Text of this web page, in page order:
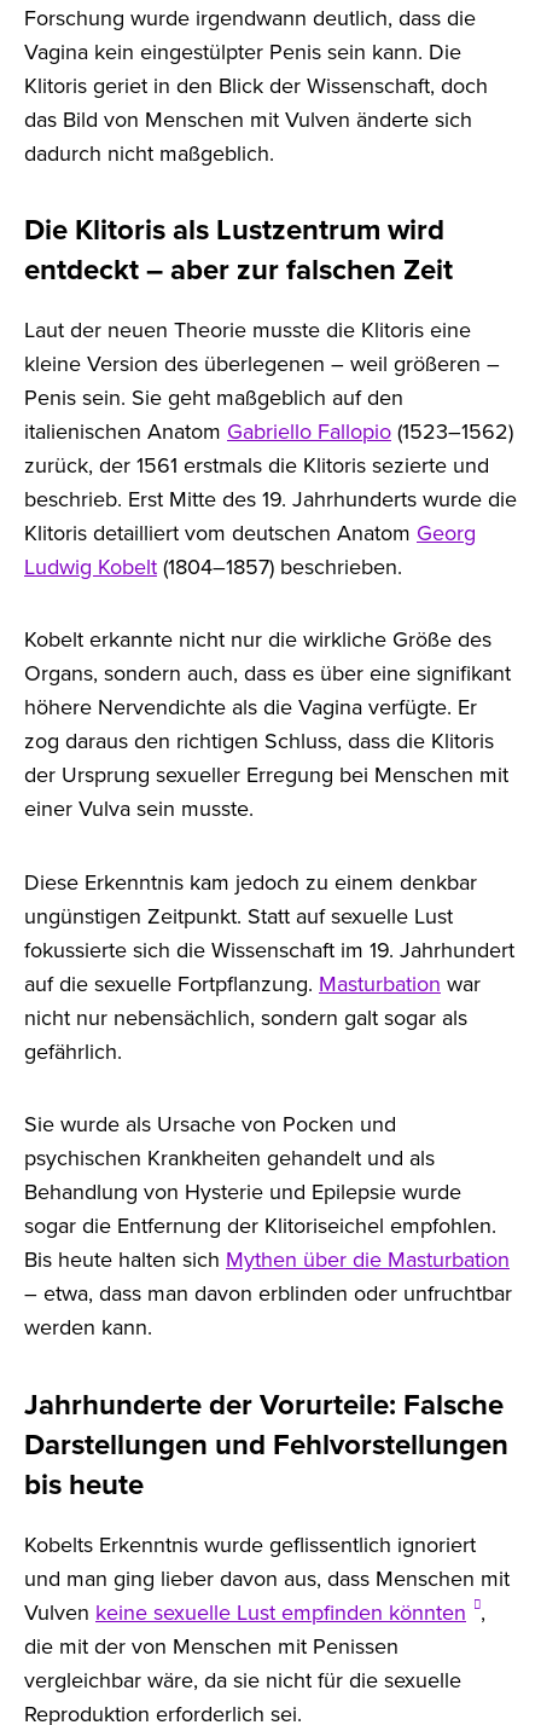
Forschung wurde irgendwann deutlich, dass die
Vagina kein eingestülpter Penis sein kann. Die
Klitoris geriet in den Blick der Wissenschaft, doch
das Bild von Menschen mit Vulven änderte sich
dadurch nicht maßgeblich.
Die Klitoris als Lustzentrum wird
entdeckt – aber zur falschen Zeit
Laut der neuen Theorie musste die Klitoris eine
kleine Version des überlegenen – weil größeren –
Penis sein. Sie geht maßgeblich auf den
italienischen Anatom Gabriello Fallopio (1523–1562)
zurück, der 1561 erstmals die Klitoris sezierte und
beschrieb. Erst Mitte des 19. Jahrhunderts wurde die
Klitoris detailliert vom deutschen Anatom Georg
Ludwig Kobelt (1804–1857) beschrieben.
Kobelt erkannte nicht nur die wirkliche Größe des
Organs, sondern auch, dass es über eine signifikant
höhere Nervendichte als die Vagina verfügte. Er
zog daraus den richtigen Schluss, dass die Klitoris
der Ursprung sexueller Erregung bei Menschen mit
einer Vulva sein musste.
Diese Erkenntnis kam jedoch zu einem denkbar
ungünstigen Zeitpunkt. Statt auf sexuelle Lust
fokussierte sich die Wissenschaft im 19. Jahrhundert
auf die sexuelle Fortpflanzung. Masturbation war
nicht nur nebensächlich, sondern galt sogar als
gefährlich.
Sie wurde als Ursache von Pocken und
psychischen Krankheiten gehandelt und als
Behandlung von Hysterie und Epilepsie wurde
sogar die Entfernung der Klitoriseichel empfohlen.
Bis heute halten sich Mythen über die Masturbation
– etwa, dass man davon erblinden oder unfruchtbar
werden kann.
Jahrhunderte der Vorurteile: Falsche
Darstellungen und Fehlvorstellungen
bis heute
Kobelts Erkenntnis wurde geflissentlich ignoriert
und man ging lieber davon aus, dass Menschen mit
Vulven keine sexuelle Lust empfinden könnten ,
die mit der von Menschen mit Penissen
vergleichbar wäre, da sie nicht für die sexuelle
Reproduktion erforderlich sei.